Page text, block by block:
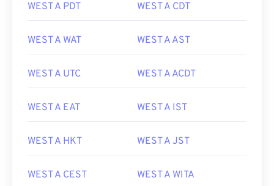
WEST A PDT WEST A CDT
WEST A WAT WEST A AST
WEST A UTC WEST A ACDT
WEST A EAT WEST A IST
WEST A HKT WEST A JST
WEST A CEST WEST A WITA